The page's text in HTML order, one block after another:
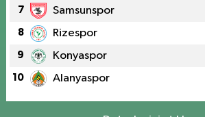
7 Samsunspor
8 Rizespor
9 Konyaspor
10 Alanyaspor